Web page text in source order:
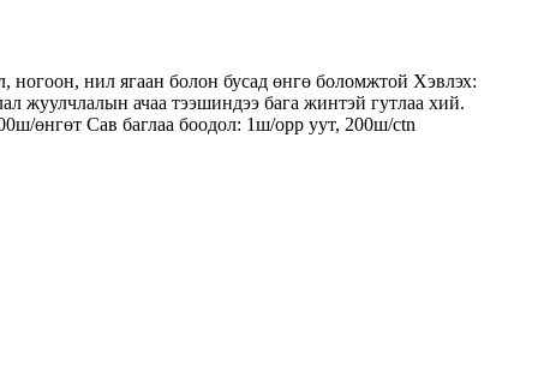
нил ягаан болон бусад өнгө боломжтой Хэвлэх:
жуулчлалын ачаа тээшиндээ бага жинтэй гутлаа хий.
өнгөт Сав баглаа боодол: 1ш/opp уут, 200ш/ctn